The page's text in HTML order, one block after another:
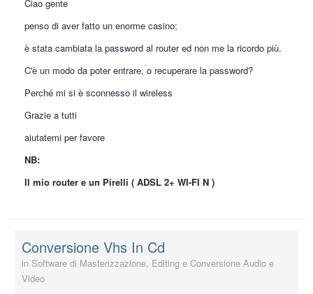
Ciao gente
penso di aver fatto un enorme casino;
è stata cambiata la password al router ed non me la ricordo più.
C'è un modo da poter entrare, o recuperare la password?
Perché mi si è sconnesso il wireless
Grazie a tutti
aiutatemi per favore
NB:
Il mio router e un Pirelli ( ADSL 2+ WI-FI N )
Conversione Vhs In Cd
in Software di Masterizzazione, Editing e Conversione Audio e
Video